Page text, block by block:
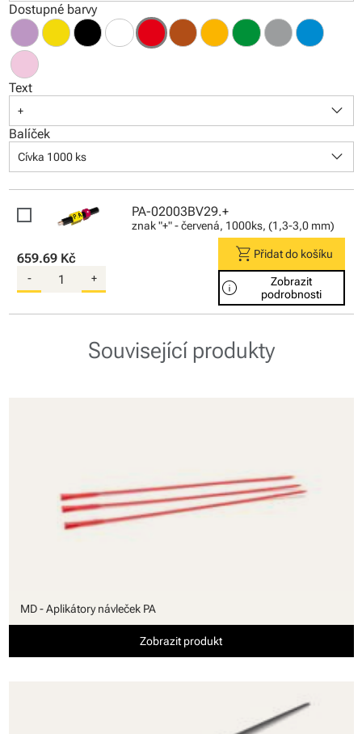
Dostupné barvy
Text
+ keyboard_arrow_down
Balíček
Cívka 1000 ks keyboard_arrow_down
PA-02003BV29.+
znak "+" - červená, 1000ks, (1,3-3,0 mm)
659.69 Kč
- +
shopping_cart Přidat do košíku
info
Zobrazit
podrobnosti
Související produkty
MD - Aplikátory návleček PA
Zobrazit produkt